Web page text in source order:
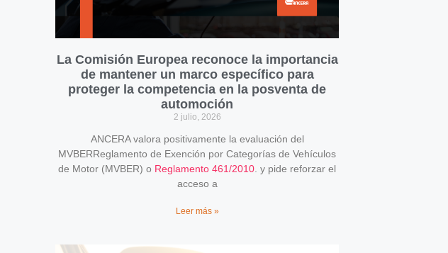
La Comisión Europea reconoce la importancia
de mantener un marco específico para
proteger la competencia en la posventa de
automoción
2 julio, 2026
ANCERA valora positivamente la evaluación del
MVBERReglamento de Exención por Categorías de Vehículos
de Motor (MVBER) o Reglamento 461/2010 . y pide reforzar el
acceso a
Leer más »